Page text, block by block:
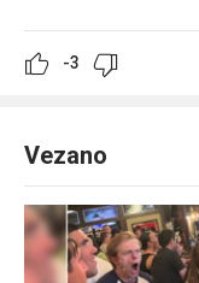
-3
Vezano